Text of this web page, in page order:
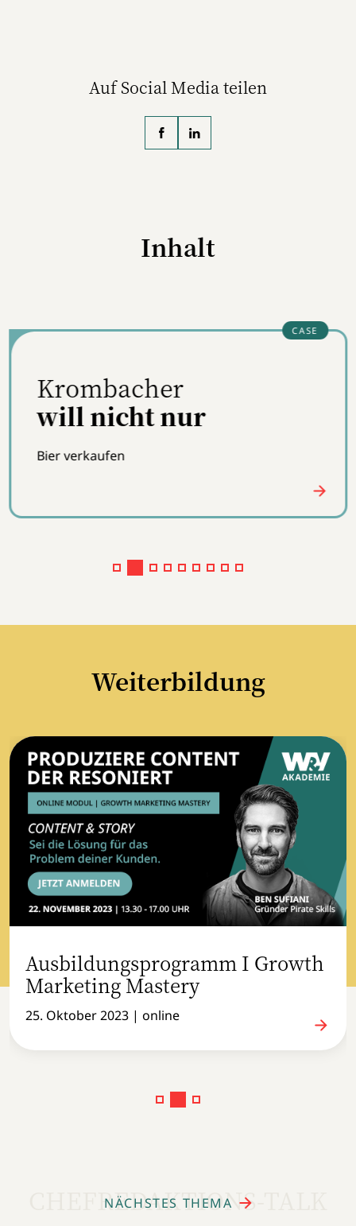
Franziska Mozart ist Co-Autorin des
(Haufe, ab März 2025 erhältlich).
Auf Social Media teilen
Inhalt
Krombacher
will nicht nur
Bier verkaufen
Weiterbildung
Ausbildungsprogramm I Growth
Marketing Mastery
25. Oktober 2023 | online
CHEFREDAKTIONS-TALK
NÄCHSTES THEMA